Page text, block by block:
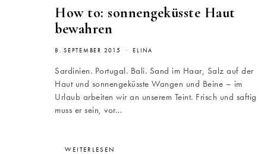
How to: sonnengeküsste Haut
bewahren
8. SEPTEMBER 2015 ELINA
Sardinien. Portugal. Bali. Sand im Haar, Salz auf der
Haut und sonnengeküsste Wangen und Beine – im
Urlaub arbeiten wir an unserem Teint. Frisch und saftig
muss er sein, vor…
WEITERLESEN